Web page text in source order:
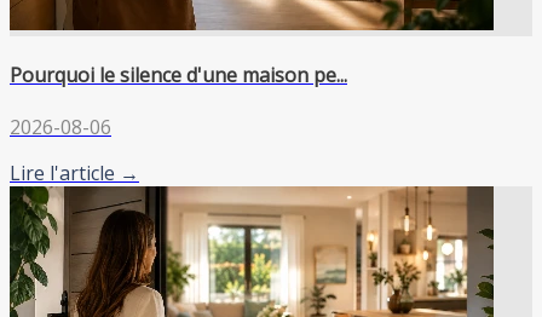
Pourquoi le silence d'une maison pe...
2026-08-06
Lire l'article →